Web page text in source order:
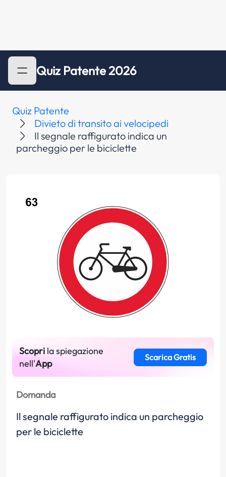
Quiz Patente 2026
Quiz Patente
Divieto di transito ai velocipedi
Il segnale raffigurato indica un
parcheggio per le biciclette
Scopri la spiegazione
nell'App
Scarica Gratis
Domanda
Il segnale raffigurato indica un parcheggio
per le biciclette